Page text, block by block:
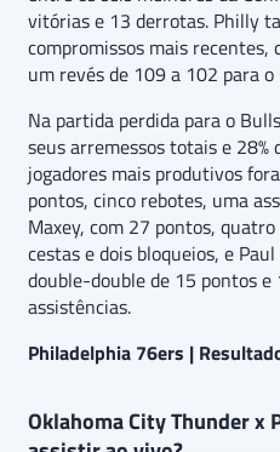
vitórias e 13 derrotas. Philly
compromissos mais recentes,
um revés de 109 a 102 para
Na partida perdida para o
seus arremessos totais e 28%
jogadores mais produtivos
pontos, cinco rebotes, uma
Maxey, com 27 pontos,
cestas e dois bloqueios, e
double-double de 15 pontos
assistências.
Philadelphia 76ers |
Oklahoma City Thunder x